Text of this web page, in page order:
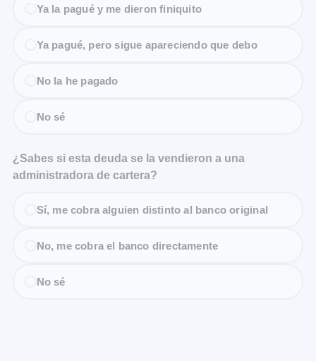
Ya la pagué y me dieron finiquito
Ya pagué, pero sigue apareciendo que debo
No la he pagado
No sé
¿Sabes si esta deuda se la vendieron a una
administradora de cartera?
Sí, me cobra alguien distinto al banco original
No, me cobra el banco directamente
No sé